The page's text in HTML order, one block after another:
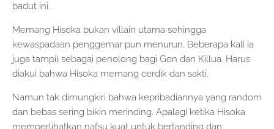
badut ini.
Memang Hisoka bukan villain utama sehingga
kewaspadaan penggemar pun menurun. Beberapa kali ia
juga tampil sebagai penolong bagi Gon dan Killua. Harus
diakui bahwa Hisoka memang cerdik dan sakti.
Namun tak dimungkiri bahwa kepribadiannya yang random
dan bebas sering bikin merinding. Apalagi ketika Hisoka
memperlihatkan nafsu kuat untuk bertanding dan